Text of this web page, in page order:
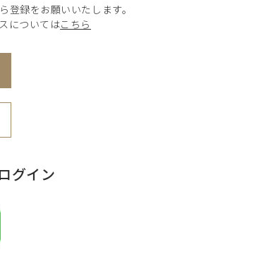
登録をお願いいたします。
についてはこちら
グイン